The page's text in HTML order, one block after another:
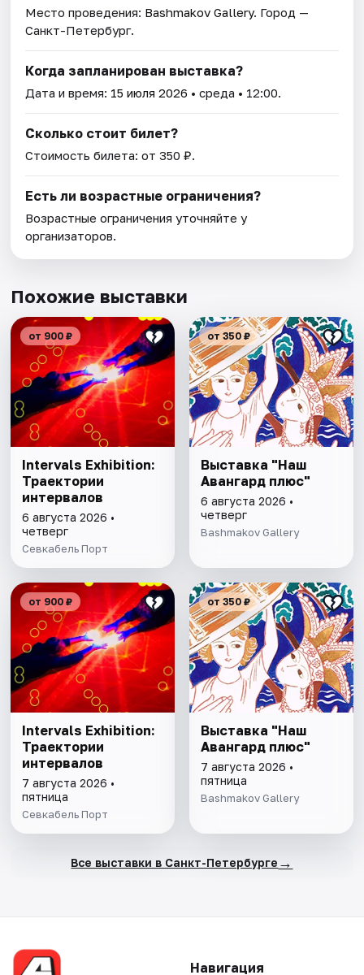
Место проведения: Bashmakov Gallery. Город —
Санкт-Петербург.
Когда запланирован выставка?
Дата и время: 15 июля 2026 • среда • 12:00.
Сколько стоит билет?
Стоимость билета: от 350 ₽.
Есть ли возрастные ограничения?
Возрастные ограничения уточняйте у
организаторов.
Похожие выставки
от 900 ₽
Intervals Exhibition:
Траектории
интервалов
6 августа 2026 •
четверг
Севкабель Порт
от 350 ₽
Выставка "Наш
Авангард плюс"
6 августа 2026 •
четверг
Bashmakov Gallery
от 900 ₽
Intervals Exhibition:
Траектории
интервалов
7 августа 2026 •
пятница
Севкабель Порт
от 350 ₽
Выставка "Наш
Авангард плюс"
7 августа 2026 •
пятница
Bashmakov Gallery
Все выставки в Санкт-Петербурге →
Навигация